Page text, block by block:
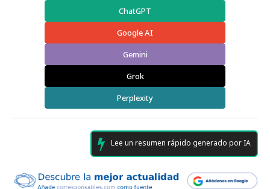
ChatGPT
Google AI
Gemini
Grok
Perplexity
Lee un resumen rápido generado por IA